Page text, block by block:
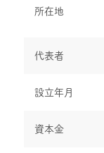
所在地
代表者
設立年月
資本金